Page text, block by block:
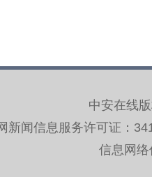
中安在线
新闻信息服务许可证：
信息网